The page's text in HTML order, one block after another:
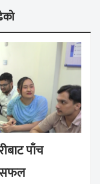
पाँच
सफल